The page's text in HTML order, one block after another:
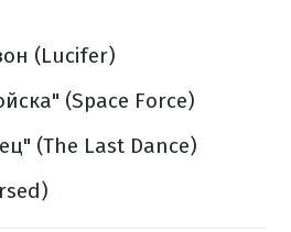
(Lucifer)
(Space Force)
(The Last Dance)